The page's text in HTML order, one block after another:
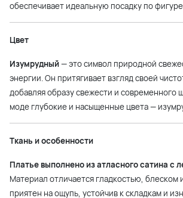
обеспечивает идеальную посадку по
Цвет
Изумрудный— это символ природной
энергии. Он притягивает взгляд своей
добавляя образу свежести и современного
моде глубокие и насыщенные цвета —
Ткань и особенности
Платье выполнено из атласного сатина с
Материал отличается гладкостью, блеском
приятен на ощупь, устойчив к складкам и